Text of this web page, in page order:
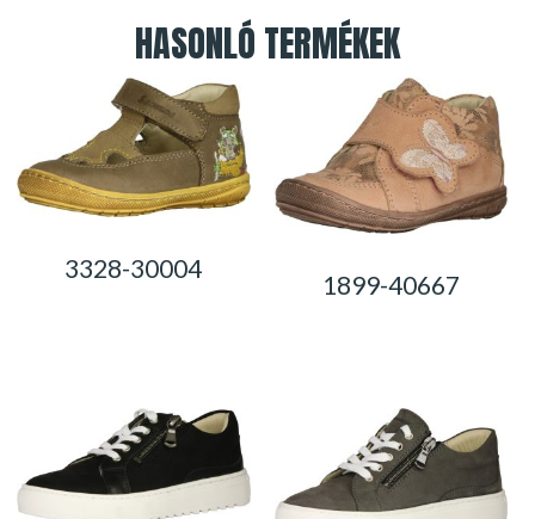
HASONLÓ TERMÉKEK
3328-30004
1899-40667